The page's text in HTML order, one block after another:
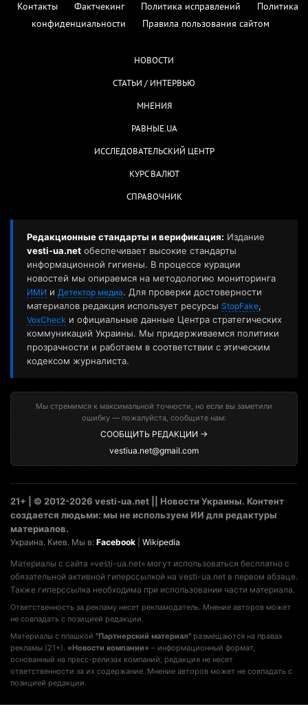
Контакты
Фактчекинг Политика исправлений
Политика
конфиденциальности
Правила пользования сайтом
НОВОСТИ
СТАТЬИ / ИНТЕРВЬЮ
МНЕНИЯ
РАВНЫЕ.UA
ИССЛЕДОВАТЕЛЬСКИЙ ЦЕНТР
КУРС ВАЛЮТ
СПРАВОЧНИК
Редакционные стандарты и верификация: Издание
vesti-ua.net обеспечивает высокие стандарты
информационной гигиены. В процессе курации
новостей мы опираемся на методологию мониторинга
ИМИ и Детектор медиа. Для проверки достоверности
материалов редакция использует ресурсы StopFake,
VoxCheck и официальные данные Центра стратегических
коммуникаций Украины. Мы придерживаемся политики
прозрачности и работаем в соответствии с этическим
кодексом журналиста.
Мы стремимся к максимальной точности, но если вы заметили
ошибку — пожалуйста, сообщите нам:
СООБЩИТЬ РЕДАКЦИИ →
vestiua.net@gmail.com
21+ | © 2012-2026 vesti-ua.net || Новости Украины. Контент
создается людьми: мы не используем ИИ для редактуры
материалов.
Украина. Киев. Мы в: Facebook Wikipedia
Материалы с сайта «vesti-ua.net» могут использоваться бесплатно с
обязательной активной гиперссылкой на vesti-ua.net в первом абзаце.
Также гиперссылка необходима при использовании части материала.
Ответственность за рекламу несет рекламодатель. Мнение авторов может
не совпадать с позицией редакции.
Материалы с плашкой "Партнерский материал" размещаются на правах
рекламы (21+). «Новости компании» – информационный формат,
основанный на пресс-релизах компаний; редакция не несет
ответственности за их содержание. Мнение авторов может не совпадать с
позицией редакции.